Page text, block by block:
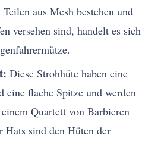
aus Mesh bestehen und
versehen sind, handelt es sich
Diese Strohhüte haben eine
eine flache Spitze und werden
Quartett von Barbieren
Hats sind den Hüten der